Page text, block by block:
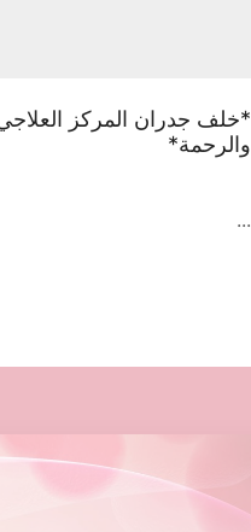
*خلف جدران المركز
والرحمة*
...